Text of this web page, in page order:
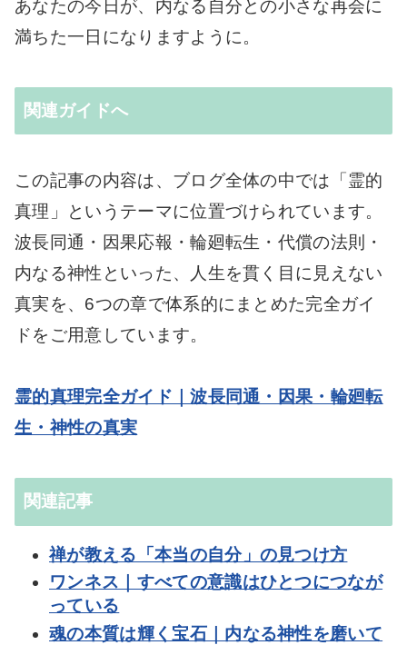
あなたの今日が、内なる自分との小さな再会に
満ちた一日になりますように。
関連ガイドへ
この記事の内容は、ブログ全体の中では「霊的
真理」というテーマに位置づけられています。
波長同通・因果応報・輪廻転生・代償の法則・
内なる神性といった、人生を貫く目に見えない
真実を、6つの章で体系的にまとめた完全ガイ
ドをご用意しています。
霊的真理完全ガイド｜波長同通・因果・輪廻転
生・神性の真実
関連記事
禅が教える「本当の自分」の見つけ方
ワンネス｜すべての意識はひとつにつなが
っている
魂の本質は輝く宝石｜内なる神性を磨いて